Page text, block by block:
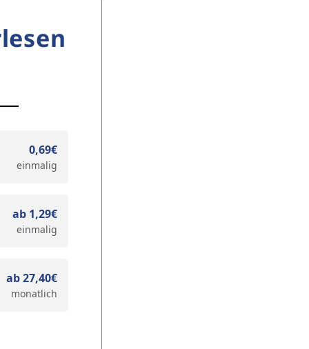
0,69€
einmalig
ab 1,29€
einmalig
ab 27,40€
monatlich